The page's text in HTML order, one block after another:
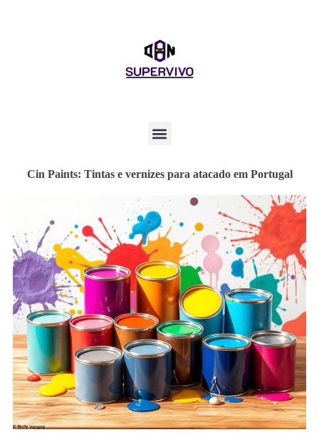
Cin Paints: Tintas e vernizes para atacado em Portugal